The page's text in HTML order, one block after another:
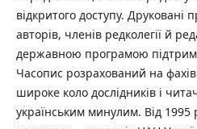
відкритого доступу. Друковані
авторів, членів редколегії й
державною програмою
Часопис розрахований на
широке коло дослідників і
українським минулим. Від 1995